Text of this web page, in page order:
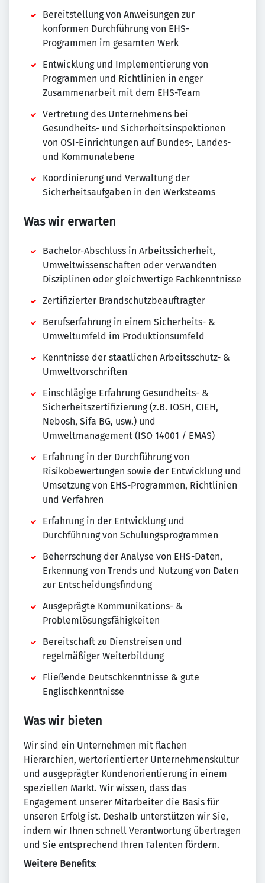
Bereitstellung von Anweisungen zur
konformen Durchführung von EHS-
Programmen im gesamten Werk
Entwicklung und Implementierung von
Programmen und Richtlinien in enger
Zusammenarbeit mit dem EHS-Team
Vertretung des Unternehmens bei
Gesundheits- und Sicherheitsinspektionen
von OSI-Einrichtungen auf Bundes-, Landes-
und Kommunalebene
Koordinierung und Verwaltung der
Sicherheitsaufgaben in den Werksteams
Was wir erwarten
Bachelor-Abschluss in Arbeitssicherheit,
Umweltwissenschaften oder verwandten
Disziplinen oder gleichwertige Fachkenntnisse
Zertifizierter Brandschutzbeauftragter
Berufserfahrung in einem Sicherheits- &
Umweltumfeld im Produktionsumfeld
Kenntnisse der staatlichen Arbeitsschutz- &
Umweltvorschriften
Einschlägige Erfahrung Gesundheits- &
Sicherheitszertifizierung (z.B. IOSH, CIEH,
Nebosh, Sifa BG, usw.) und
Umweltmanagement (ISO 14001 / EMAS)
Erfahrung in der Durchführung von
Risikobewertungen sowie der Entwicklung und
Umsetzung von EHS-Programmen, Richtlinien
und Verfahren
Erfahrung in der Entwicklung und
Durchführung von Schulungsprogrammen
Beherrschung der Analyse von EHS-Daten,
Erkennung von Trends und Nutzung von Daten
zur Entscheidungsfindung
Ausgeprägte Kommunikations- &
Problemlösungsfähigkeiten
Bereitschaft zu Dienstreisen und
regelmäßiger Weiterbildung
Fließende Deutschkenntnisse & gute
Englischkenntnisse
Was wir bieten
Wir sind ein Unternehmen mit flachen
Hierarchien, wertorientierter Unternehmenskultur
und ausgeprägter Kundenorientierung in einem
speziellen Markt. Wir wissen, dass das
Engagement unserer Mitarbeiter die Basis für
unseren Erfolg ist. Deshalb unterstützen wir Sie,
indem wir Ihnen schnell Verantwortung übertragen
und Sie entsprechend Ihren Talenten fördern.
Weitere Benefits: